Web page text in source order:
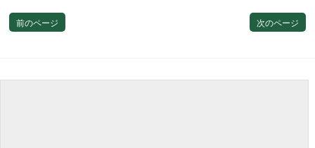
前のページ 次のページ